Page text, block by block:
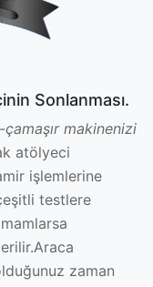
Sonlanması.
çamaşır makinenizi
atölyeci
işlemlerine
testlere
zaman